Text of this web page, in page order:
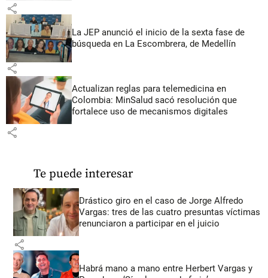
share
La JEP anunció el inicio de la sexta fase de
búsqueda en La Escombrera, de Medellín
share
Actualizan reglas para telemedicina en
Colombia: MinSalud sacó resolución que
fortalece uso de mecanismos digitales
share
Te puede interesar
Drástico giro en el caso de Jorge Alfredo
Vargas: tres de las cuatro presuntas víctimas
renunciaron a participar en el juicio
share
Habrá mano a mano entre Herbert Vargas y